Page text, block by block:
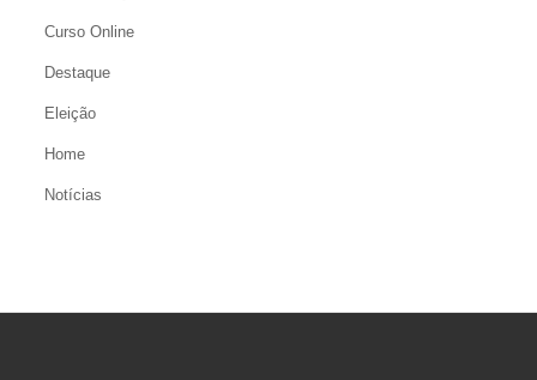
Curso Online
Destaque
Eleição
Home
Notícias